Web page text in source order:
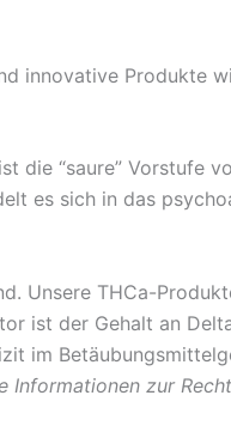
innovative Produkte
die “saure” Vorstufe
es sich in das
Unsere THCa-
ist der Gehalt an
im
Informationen zur